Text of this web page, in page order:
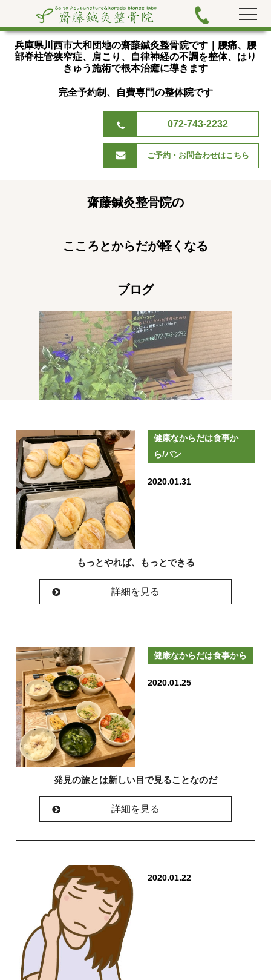
兵庫県川西市大和団地の齋藤鍼灸整骨院です｜腰痛、腰
部脊柱管狭窄症、肩こり、自律神経の不調を整体、はり
きゅう施術で根本治癒に導きます
完全予約制、自費専門の整体院です
072-743-2232
ご予約・お問合わせはこちら
齋藤鍼灸整骨院の
こころとからだが軽くなる
ブログ
健康なからだは食事か
ら/パン
2020.01.31
もっとやれば、もっとできる
詳細を見る
健康なからだは食事から
2020.01.25
発見の旅とは新しい目で見ることなのだ
詳細を見る
2020.01.22